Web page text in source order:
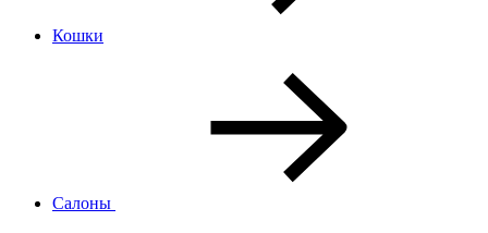
Кошки
Салоны